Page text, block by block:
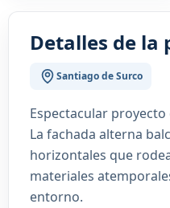
Detalles de la
Santiago de Surco
Espectacular
La fachada alterna
horizontales que
materiales
entorno.